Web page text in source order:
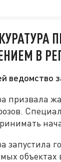
В
ведомство
призвала
запустила